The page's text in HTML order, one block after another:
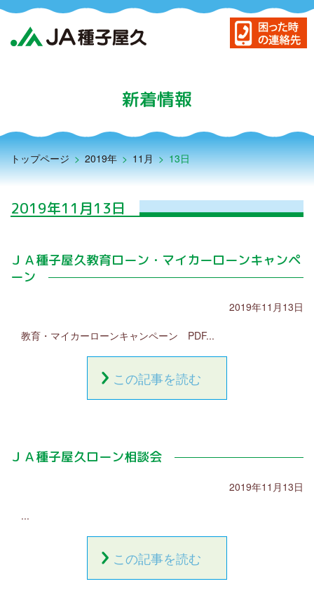
新着情報
トップページ > 2019年 > 11月 > 13日
2019年11月13日
ＪＡ種子屋久教育ローン・マイカーローンキャンペ
ーン
2019年11月13日
教育・マイカーローンキャンペーン PDF...
この記事を読む
ＪＡ種子屋久ローン相談会
2019年11月13日
...
この記事を読む
暮らしのサービス
貯める・借りる（JAバンク）
もしもに備える（JA共済）
事務所・店舗・ATM
新着情報一覧
広報誌 たねやく
個人情報保護方針
JAネットバンク（個人）